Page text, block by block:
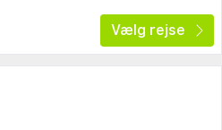
Vælg rejse